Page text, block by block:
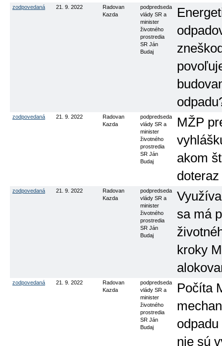
zodpovedaná 21. 9. 2022
Radovan
Kazda
podpredseda
vlády SR a
minister
životného
prostredia
SR Ján
Budaj
zodpovedaná 21. 9. 2022
Radovan
Kazda
podpredseda
vlády SR a
minister
životného
prostredia
SR Ján
Budaj
MŽP
akom
zodpovedaná 21. 9. 2022
Radovan
Kazda
podpredseda
vlády SR a
minister
životného
prostredia
SR Ján
Budaj
sa má
kroky
zodpovedaná 21. 9. 2022
Radovan
Kazda
podpredseda
vlády SR a
minister
životného
prostredia
SR Ján
Budaj
Počíta
nie sú